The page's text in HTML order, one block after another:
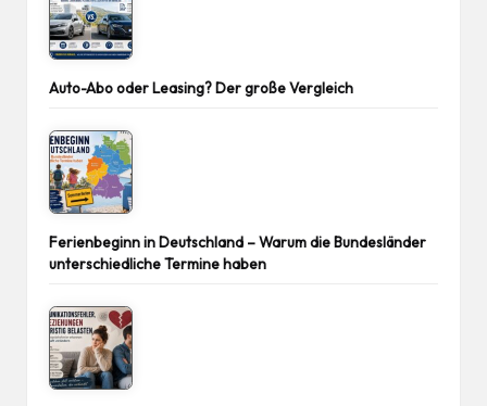
Auto-Abo oder Leasing? Der große Vergleich
Ferienbeginn in Deutschland – Warum die Bundesländer
unterschiedliche Termine haben